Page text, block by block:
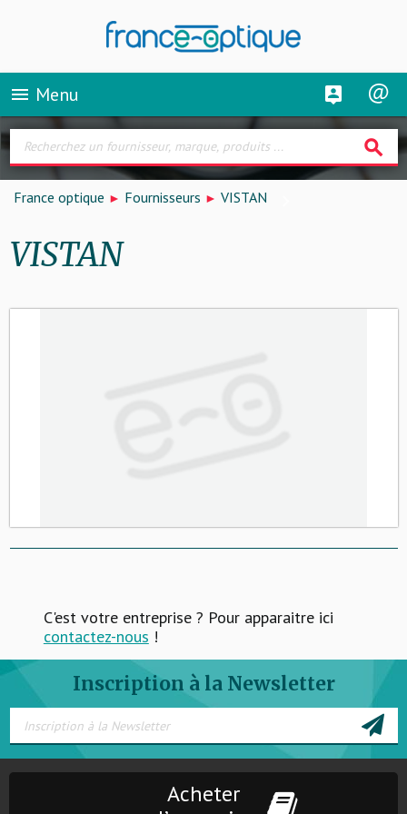
menu Menu
search
France optique Fournisseurs VISTAN
VISTAN
C'est votre entreprise ? Pour apparaitre ici
contactez-nous !
Inscription à la Newsletter
Acheter